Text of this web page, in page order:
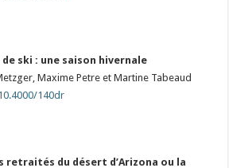
ski : une saison hivernale
Maxime Petre et Martine Tabeaud
140dr
retraités du désert d’Arizona ou la